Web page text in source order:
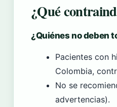
¿Qué
¿Quiénes no deben
Pacientes con
Colombia,
No se
advertencias).